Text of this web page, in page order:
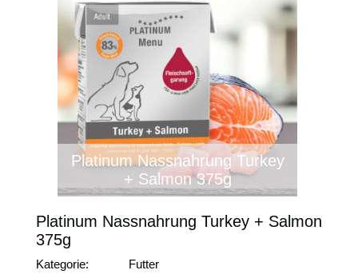
Platinum Nassnahrung Turkey
+ Salmon 375g
Platinum Nassnahrung Turkey + Salmon
375g
Kategorie:
Futter